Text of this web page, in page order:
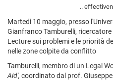
..
Martedì 10 maggio, presso
Gianfranco Tamburelli,
Lecture sui problemi e le priorità
nelle zone colpite da conflitto
Tamburelli, membro di un Legal
Aid', coordinato dal prof.